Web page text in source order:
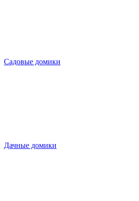
Садовые домики
Дачные домики